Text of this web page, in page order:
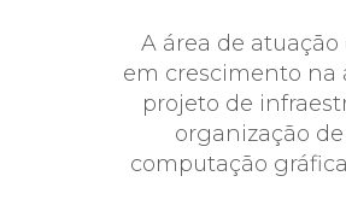
A área de
em crescimento na
projeto de
organização
computação